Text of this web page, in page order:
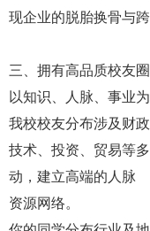
现企业的脱胎换骨与跨
三、拥有高品质校友圈
以知识、人脉、事业
我校校友分布涉及财
技术、投资、贸易等
动，建立高端的人脉
资源网络。